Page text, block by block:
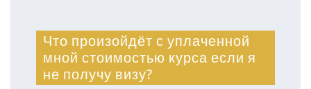
Что произойдёт с уплаченной
мной стоимостью курса если я
не получу визу?